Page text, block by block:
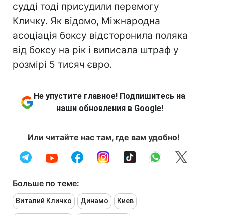
судді тоді присудили перемогу
Кличку. Як відомо, Міжнародна
асоціація боксу відсторонила поляка
від боксу на рік і виписала штраф у
розмірі 5 тисяч євро.
Не упустите главное! Подпишитесь на
наши обновления в Google!
Или читайте нас там, где вам удобно!
Больше по теме:
Виталий Кличко Динамо Киев